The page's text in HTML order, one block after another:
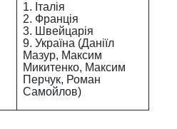
1. Італія
2. Франція
3. Швейцарія
9. Україна (Даніїл
Мазур, Максим
Микитенко, Максим
Перчук, Роман
Самойлов)